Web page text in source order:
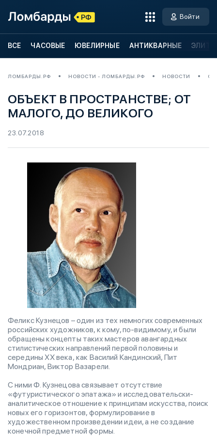
Войти
ВСЕ ЧАСОВЫЕ ЮВЕЛИРНЫЕ АНТИКВАРНЫЕ
ЛОМБАРДЫ.РФ НОВОСТИ - ЛОМБАРДЫ.РФ НОВОСТИ
ОБЪЕКТ В ПРОСТРАНСТВЕ; ОТ
МАЛОГО, ДО ВЕЛИКОГО
23.07.2018
Феликс Кузнецов – один из тех немногих современных
российских художников, к кому, по-видимому, и были
обращены концепты таких мастеров авангардных
стилистических направлений первой половины и
середины ХХ века, как Василий Кандинский, Пит
Мондриан, Виктор Вазарели.
С ними Ф. Кузнецова связывает отсутствие
«футуристического эпатажа» и исследовательски-
аналитическое отношение к принципам искусства, поиск
новых его горизонтов, формулирование в
художественном произведении идеи, а не создание
конечной предметной формы.